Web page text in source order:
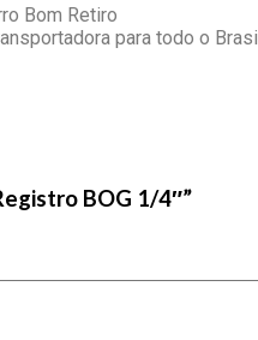
Bom Retiro
para todo o Brasil
BOG 1/4″”